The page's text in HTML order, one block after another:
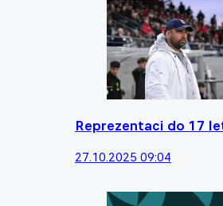
Reprezentaci do 17
27.10.2025 09:04